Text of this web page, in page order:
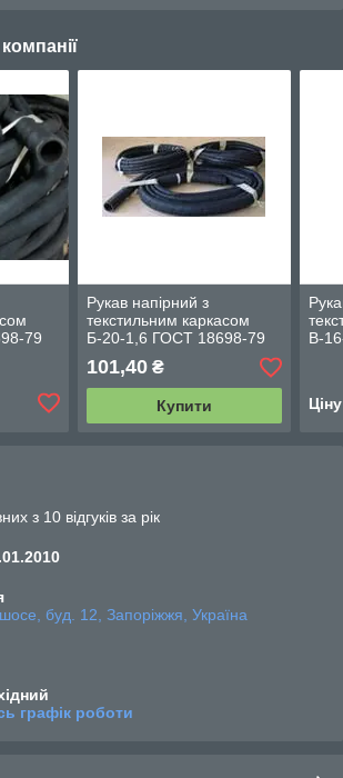
79
Рукав напірний з
текстильним каркасом
Б-20-1,6 ГОСТ 18698-79
101,40₴
Купити
В-
з 10 відгуків за рік
шосе, буд. 12, Запоріжжя, Україна
графік роботи